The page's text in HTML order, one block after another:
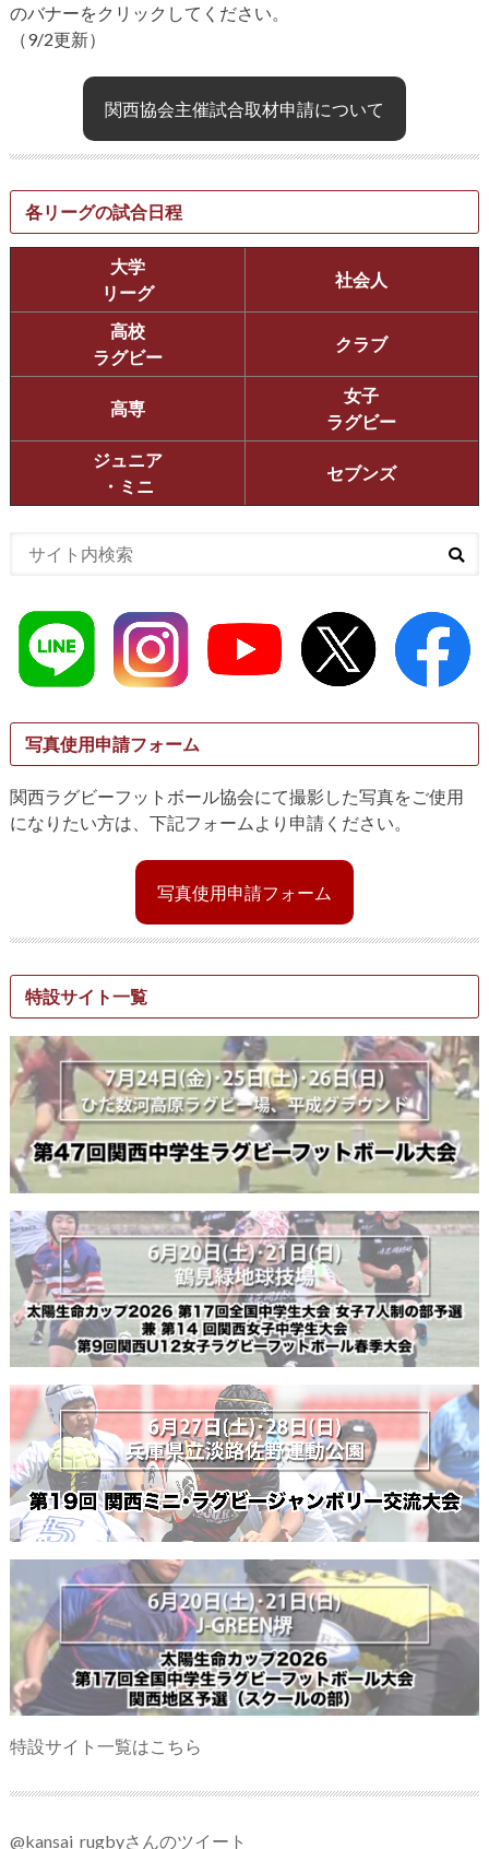
のバナーをクリックしてください。
（9/2更新）
関西協会主催試合取材申請について
各リーグの試合日程
大学
リーグ
社会人
高校
ラグビー
クラブ
高専
女子
ラグビー
ジュニア
・ミニ
セブンズ
写真使用申請フォーム
関西ラグビーフットボール協会にて撮影した写真をご使用
になりたい方は、下記フォームより申請ください。
写真使用申請フォーム
特設サイト一覧
特設サイト一覧はこちら
@kansai_rugbyさんのツイート